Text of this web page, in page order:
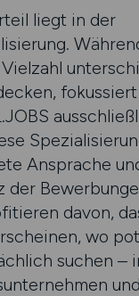
liegt in der
fokussiert
Ansprache
der
davon,
wo
suchen –
und